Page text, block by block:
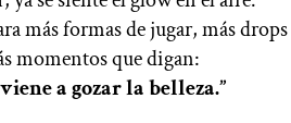
más formas de jugar, más
momentos que digan:
a gozar la belleza.”